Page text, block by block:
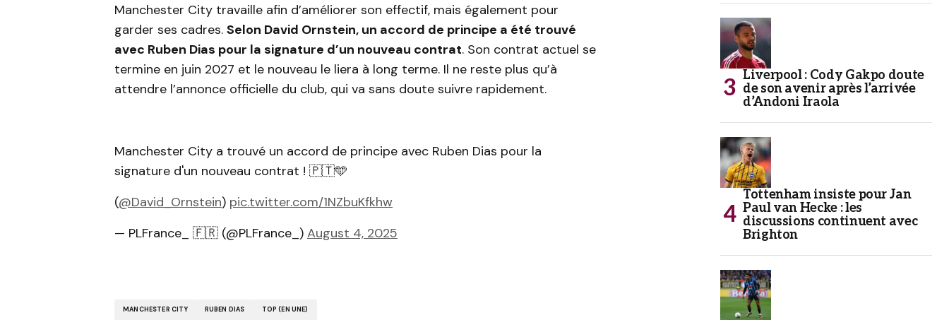
Manchester City travaille afin d’améliorer son effectif, mais également pour
garder ses cadres. Selon David Ornstein, un accord de principe a été trouvé
avec Ruben Dias pour la signature d’un nouveau contrat. Son contrat actuel se
termine en juin 2027 et le nouveau le liera à long terme. Il ne reste plus qu’à
attendre l’annonce officielle du club, qui va sans doute suivre rapidement.
Manchester City a trouvé un accord de principe avec Ruben Dias pour la
signature d'un nouveau contrat ! 🇵🇹🩵
(@David_Ornstein) pic.twitter.com/1NZbuKfkhw
— PLFrance_ 🇫🇷 (@PLFrance_) August 4, 2025
MANCHESTER CITY RUBEN DIAS TOP (EN UNE)
Liverpool : Cody Gakpo doute
de son avenir après l’arrivée
d’Andoni Iraola
Tottenham insiste pour Jan
Paul van Hecke : les
discussions continuent avec
Brighton